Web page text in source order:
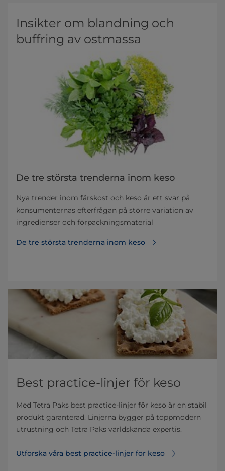
Insikter om blandning och
buffring av ostmassa
De tre största trenderna inom keso
Nya trender inom färskost och keso är ett svar på
konsumenternas efterfrågan på större variation av
ingredienser och förpackningsmaterial
De tre största trenderna inom keso
Best practice-linjer för keso
Med Tetra Paks best practice-linjer för keso är en stabil
produkt garanterad. Linjerna bygger på toppmodern
utrustning och Tetra Paks världskända expertis.
Utforska våra best practice-linjer för keso